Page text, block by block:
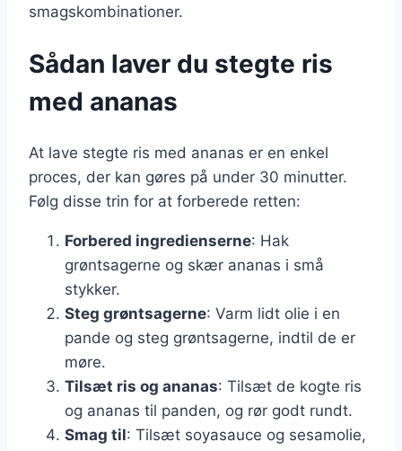
smagskombinationer.
Sådan laver du stegte ris
med ananas
At lave stegte ris med ananas er en enkel
proces, der kan gøres på under 30 minutter.
Følg disse trin for at forberede retten:
Forbered ingredienserne: Hak
grøntsagerne og skær ananas i små
stykker.
Steg grøntsagerne: Varm lidt olie i en
pande og steg grøntsagerne, indtil de er
møre.
Tilsæt ris og ananas: Tilsæt de kogte ris
og ananas til panden, og rør godt rundt.
Smag til: Tilsæt soyasauce og sesamolie,